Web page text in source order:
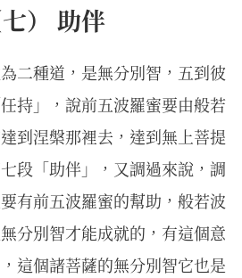
七） 助伴
二種道，是無分別智，五到彼
持」，說前五波羅蜜要由般若
到涅槃那裡去，達到無上菩提
段「助伴」，又調過來說，調
有前五波羅蜜的幫助，般若波
分別智才能成就的，有這個意
這個諸菩薩的無分別智它也是